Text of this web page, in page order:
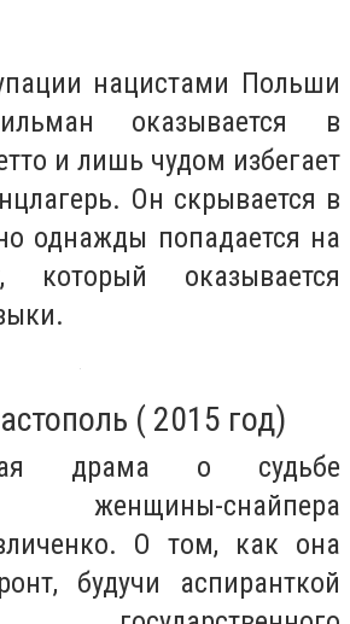
нацистами Польши
оказывается в
и лишь чудом избегает
Он скрывается в
однажды попадается на
который оказывается
( 2015 год)
драма о судьбе
женщины-снайпера
О том, как она
будучи аспиранткой